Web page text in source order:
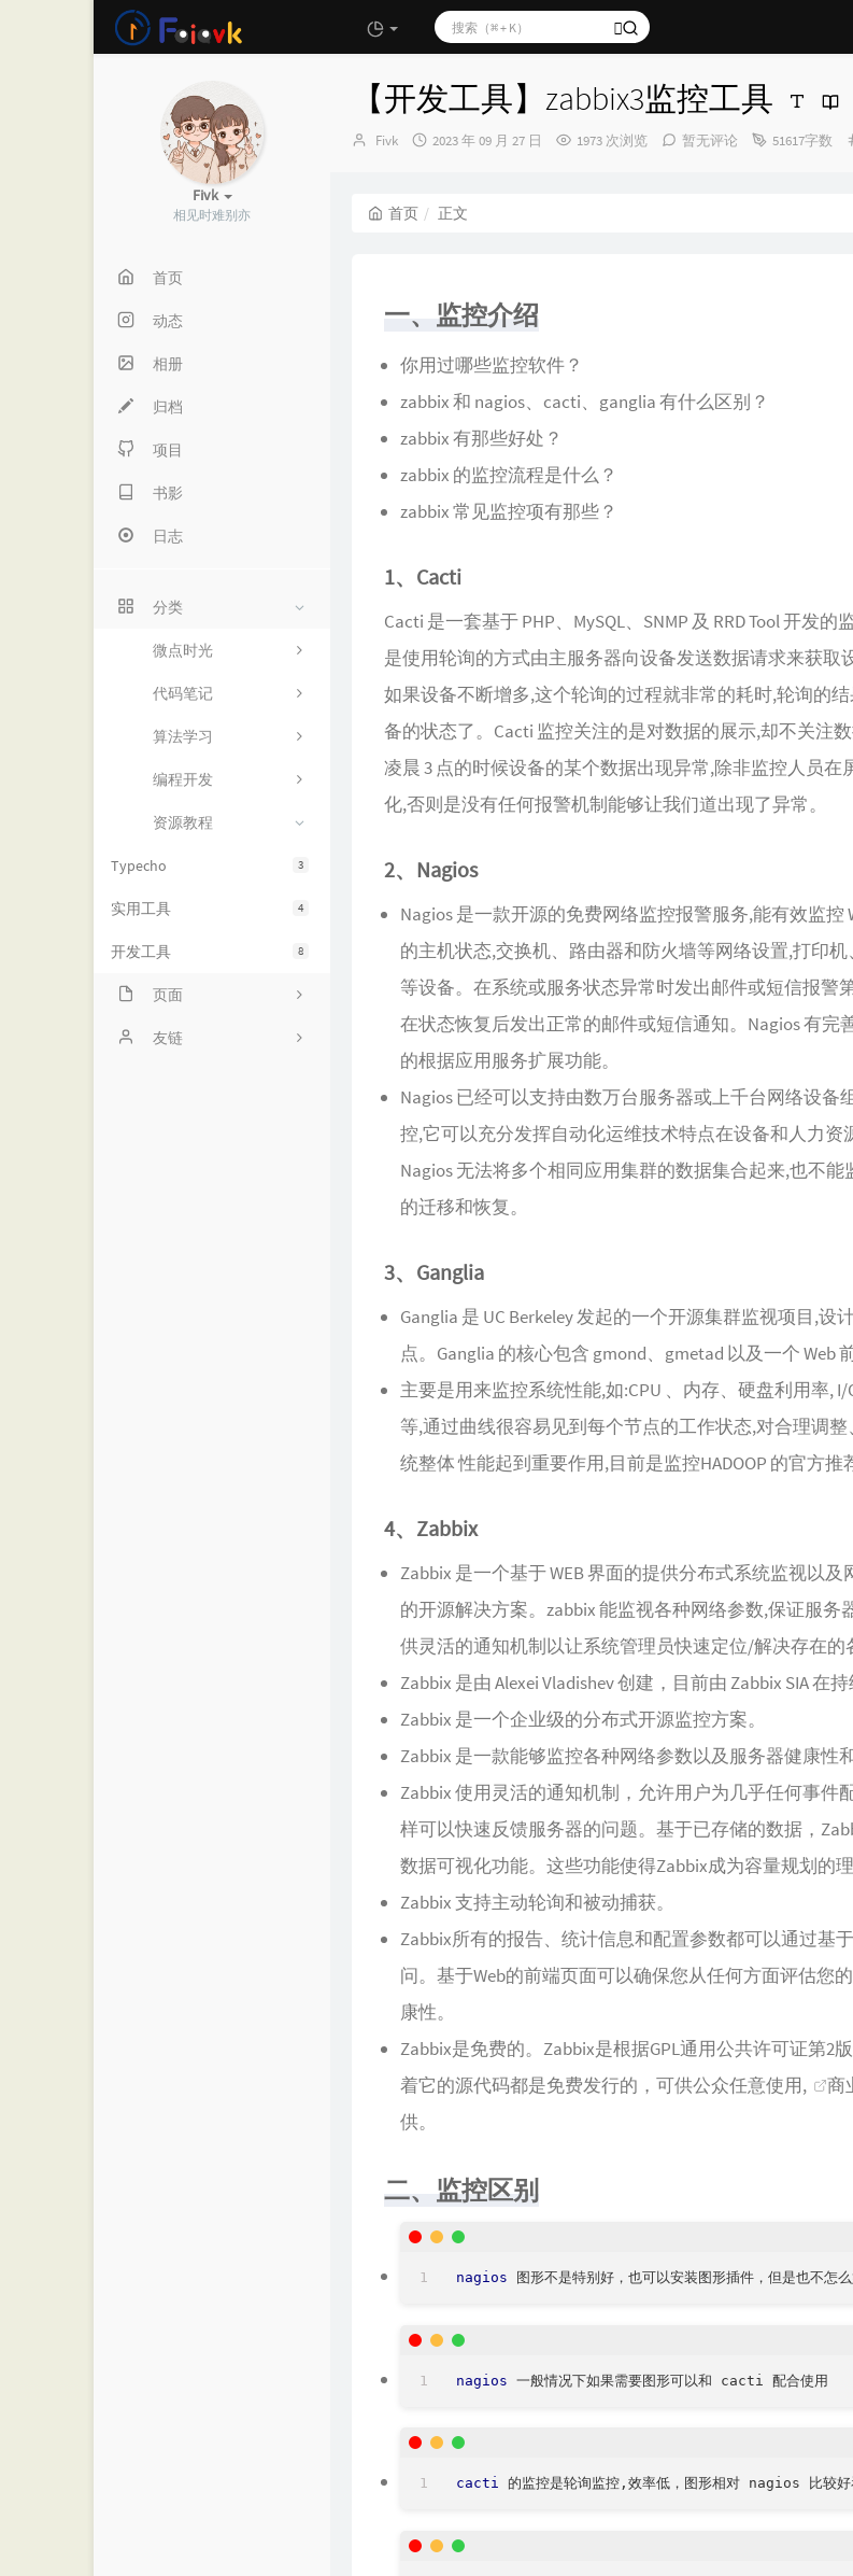
Fivk
相见时难别亦
首页
动态
相册
归档
项目
书影
日志
分类
微点时光
代码笔记
算法学习
编程开发
资源教程
3
Typecho
4
实用工具
8
开发工具
页面
项目友链
【开发工具】zabbix3监控工具
博
Fivk
发
2023 年 09 月 27 日 1973 次浏览 暂无评论 51617字数
首页 正文
一、监控介绍
你用过哪些监控软件？
zabbix 和 nagios、cacti、ganglia 有什么区别？
zabbix 有那些好处？
zabbix 的监控流程是什么？
zabbix 常见监控项有那些？
1、Cacti
Cacti 是一套基于 PHP、MySQL、SNMP 及 RRD Tool 开发
是使用轮询的方式由主服务器向设备发送数据请求来获取
如果设备不断增多,这个轮询的过程就非常的耗时,轮询的
备的状态了。Cacti 监控关注的是对数据的展示,却不关注
凌晨 3 点的时候设备的某个数据出现异常,除非监控人员在
化,否则是没有任何报警机制能够让我们道出现了异常。
2、Nagios
Nagios 是一款开源的免费网络监控报警服务,能有效监控
的主机状态,交换机、路由器和防火墙等网络设置,打印
等设备。在系统或服务状态异常时发出邮件或短信报警
在状态恢复后发出正常的邮件或短信通知。Nagios 有完
的根据应用服务扩展功能。
Nagios 已经可以支持由数万台服务器或上千台网络设备
控,它可以充分发挥自动化运维技术特点在设备和人力资
Nagios 无法将多个相同应用集群的数据集合起来,也不
的迁移和恢复。
3、Ganglia
Ganglia 是 UC Berkeley 发起的一个开源集群监视项目,设
点。Ganglia 的核心包含 gmond、gmetad 以及一个 Web 前
主要是用来监控系统性能,如:CPU 、内存、硬盘利用率,
等,通过曲线很容易见到每个节点的工作状态,对合理调
统整体 性能起到重要作用,目前是监控HADOOP 的官方推
4、Zabbix
Zabbix 是一个基于 WEB 界面的提供分布式系统监视以
的开源解决方案。zabbix 能监视各种网络参数,保证服务
供灵活的通知机制以让系统管理员快速定位/解决存在的
Zabbix 是由 Alexei Vladishev 创建，目前由 Zabbix SIA 在
Zabbix 是一个企业级的分布式开源监控方案。
Zabbix 是一款能够监控各种网络参数以及服务器健康性
Zabbix 使用灵活的通知机制，允许用户为几乎任何事件
样可以快速反馈服务器的问题。基于已存储的数据，
数据可视化功能。这些功能使得Zabbix成为容量规划的理
Zabbix 支持主动轮询和被动捕获。
Zabbix所有的报告、统计信息和配置参数都可以通过基
问。基于Web的前端页面可以确保您从任何方面评估您
康性。
Zabbix是免费的。Zabbix是根据GPL通用公共许可证第2
着它的源代码都是免费发行的，可供公众任意使用,
商
供。
二、监控区别
nagios
nagios
cacti